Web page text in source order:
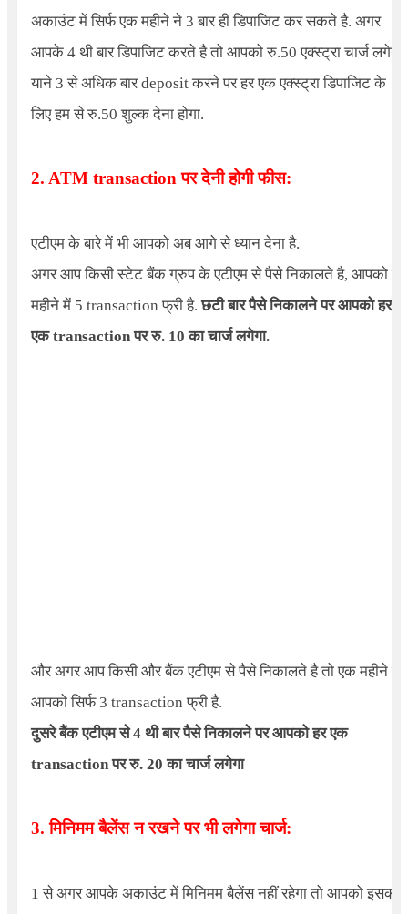
अकाउंट में सिर्फ एक महीने ने 3 बार ही डिपाजिट कर सकते है. अगर
आपके 4 थी बार डिपाजिट करते है तो आपको रु.50 एक्स्ट्रा चार्ज लगेगा.
याने 3 से अधिक बार deposit करने पर हर एक एक्स्ट्रा डिपाजिट के
लिए हम से रु.50 शुल्क देना होगा.
2. ATM transaction पर देनी होगी फीस:
एटीएम के बारे में भी आपको अब आगे से ध्यान देना है.
अगर आप किसी स्टेट बैंक ग्रुप के एटीएम से पैसे निकालते है, आपको हर
महीने में 5 transaction फ्री है.छटी बार पैसे निकालने पर आपको हर
एक transaction पर रु. 10 का चार्ज लगेगा.
और अगर आप किसी और बैंक एटीएम से पैसे निकालते है तो एक महीने ने
आपको सिर्फ 3 transaction फ्री है.
दुसरे बैंक एटीएम से 4 थी बार पैसे निकालने पर आपको हर एक
transaction पर रु. 20 का चार्ज लगेगा
3. मिनिमम बैलेंस न रखने पर भी लगेगा चार्ज:
1 से अगर आपके अकाउंट में मिनिमम बैलेंस नहीं रहेगा तो आपको इसका